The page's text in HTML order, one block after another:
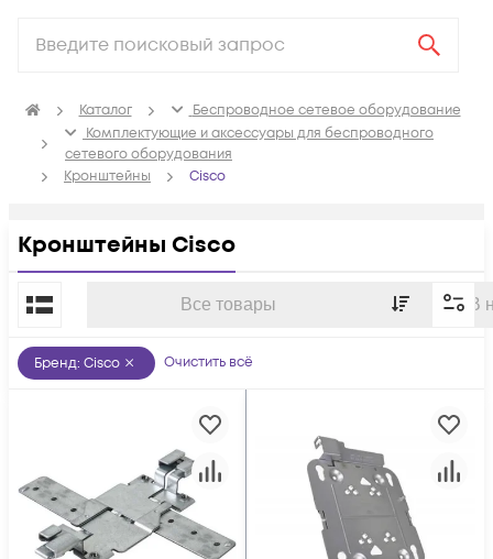
Каталог
Беспроводное сетевое оборудование
Комплектующие и аксессуары для беспроводного
сетевого оборудования
Кронштейны
Cisco
Кронштейны Cisco
Все товары В
По популярности
Бренд: Cisco Очистить всё